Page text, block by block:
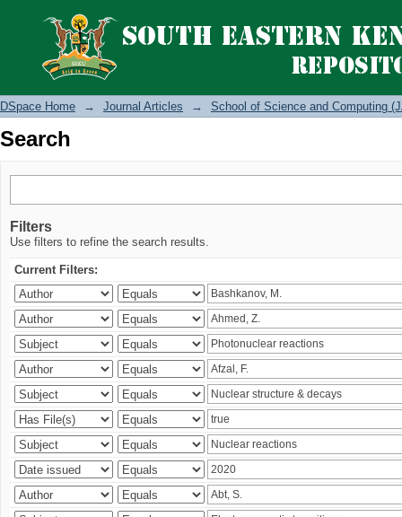
Search
DSpace Home → Journal Articles → School of Science and Computing
Search
Filters
Use filters to refine the search results.
Current Filters: